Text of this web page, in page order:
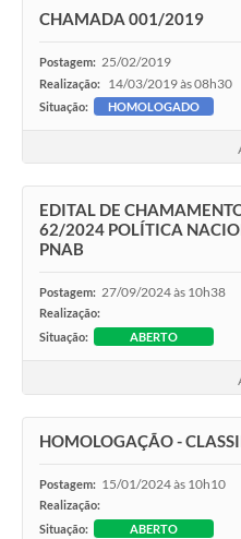
CHAMADA 001/2019
Postagem: 25/02/2019
Realização: 14/03/2019 às 08h30
Situação: HOMOLOGADO
EDITAL DE
62/2024 POLÍTICA
PNAB
Postagem: 27/09/2024 às 10h38
Realização:
Situação:
ABERTO
HOMOLOGAÇÃO -
Postagem: 15/01/2024 às 10h10
Realização:
Situação:
ABERTO